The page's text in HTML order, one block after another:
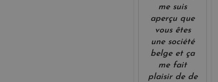
me suis
aperçu que
vous êtes
une société
belge et ça
me fait
plaisir de de